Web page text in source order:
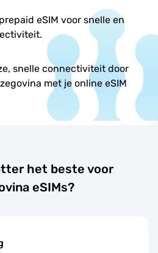
eSIM voor snelle en
snelle connectiviteit door
met je online eSIM
het beste voor
eSIMs?